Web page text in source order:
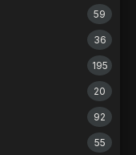
59
36
195
20
92
55